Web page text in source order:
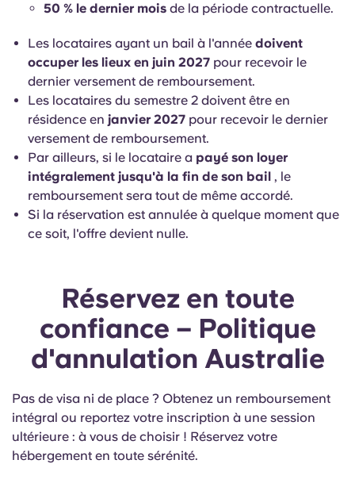
50 % le dernier mois de la période contractuelle.
Les locataires ayant un bail à l'année doivent
occuper les lieux en juin 2027 pour recevoir le
dernier versement de remboursement.
Les locataires du semestre 2 doivent être en
résidence en janvier 2027 pour recevoir le dernier
versement de remboursement.
Par ailleurs, si le locataire a payé son loyer
intégralement jusqu'à la fin de son bail , le
remboursement sera tout de même accordé.
Si la réservation est annulée à quelque moment que
ce soit, l'offre devient nulle.
Réservez en toute
confiance – Politique
d'annulation Australie
Pas de visa ni de place ? Obtenez un remboursement
intégral ou reportez votre inscription à une session
ultérieure : à vous de choisir ! Réservez votre
hébergement en toute sérénité.